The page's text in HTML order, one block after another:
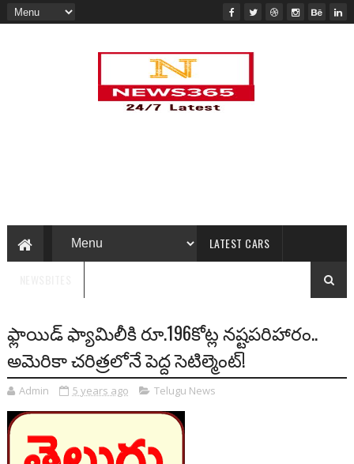
LATEST CARS
ఫ్లాయిడ్‌ ఫ్యామిలీకి రూ.196కోట్ల నష్టపరిహారం..
అమెరికా చరిత్రలోనే పెద్ద సెటిల్మెంట్!
Admin 5 years ago Telugu News